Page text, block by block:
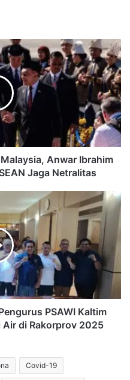
Anwar Ibrahim
Jaga Netralitas
PSAWI Kaltim
Air di Rakorprov 2025
Covid-19